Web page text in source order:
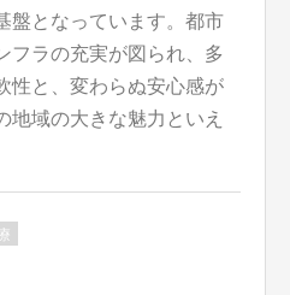
盤となっています。都市
フラの充実が図られ、多
性と、変わらぬ安心感が
地域の大きな魅力といえ